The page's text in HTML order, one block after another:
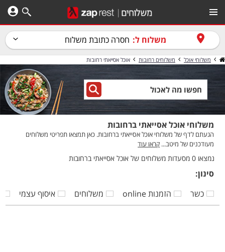
משלוח ל: חסרה כתובת משלוח
משלוחי אוכל משלוחים רחובות אוכל אסייאתי רחובות
משלוחי אוכל אסייאתי ברחובות
הגעתם לדף של משלוחי אוכל אסייאתי ברחובות. כאן תמצאו תפריטי משלוחים
מעודכנים של מיטב... קראו עוד
נמצאו 0 מסעדות משלוחים של אוכל אסייאתי ברחובות
סינון:
כשר
הזמנות online משלוחים איסוף עצמי